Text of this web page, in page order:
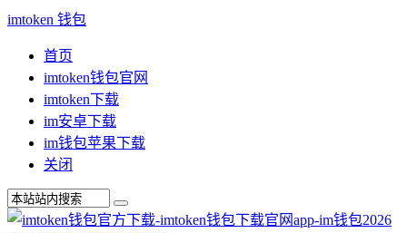
imtoken 钱包
首页
imtoken钱包官网
imtoken下载
im安卓下载
im钱包苹果下载
关闭